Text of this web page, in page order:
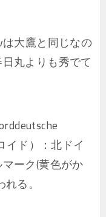
大鷹と同じなの
丸よりも秀でて
イド）：北ドイ
ーク(黄色がか
る。